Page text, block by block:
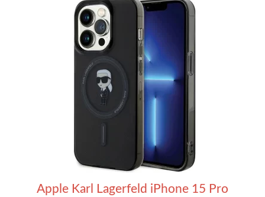
Apple Karl Lagerfeld iPhone 15 Pro